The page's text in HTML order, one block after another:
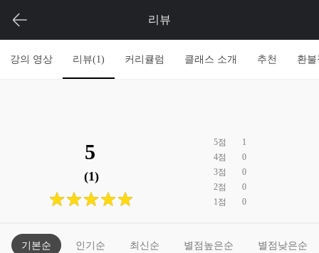
리뷰
강의 영상 리뷰(1) 커리큘럼 클래스 소개 추천 환
5
(1)
5점
1
4점
0
3점
0
2점
0
1점 0
기본순 인기순 최신순 별점높은순 별점낮은순